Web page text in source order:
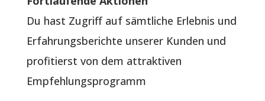
Du hast Zugriff auf sämtliche Erlebnis und
Erfahrungsberichte unserer Kunden und
profitierst von dem attraktiven
Empfehlungsprogramm